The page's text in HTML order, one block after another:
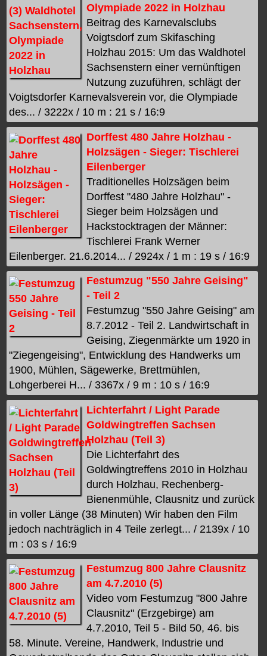
Olympiade 2022 in Holzhau
Beitrag des Karnevalsclubs
Voigtsdorf zum Skifasching
Holzhau 2015: Um das Waldhotel
Sachsenstern einer vernünftigen
Nutzung zuzuführen, schlägt der
Voigtsdorfer Karnevalsverein vor, die Olympiade
des... / 3222x / 10 m : 21 s / 16:9
Dorffest 480 Jahre Holzhau -
Holzsägen - Sieger: Tischlerei
Eilenberger
Traditionelles Holzsägen beim
Dorffest "480 Jahre Holzhau" -
Sieger beim Holzsägen und
Hackstocktragen der Männer:
Tischlerei Frank Werner
Eilenberger. 21.6.2014... / 2924x / 1 m : 19 s / 16:9
Festumzug "550 Jahre Geising"
- Teil 2
Festumzug "550 Jahre Geising" am
8.7.2012 - Teil 2. Landwirtschaft in
Geising, Ziegenmärkte um 1920 in
"Ziegengeising", Entwicklung des Handwerks um
1900, Mühlen, Sägewerke, Brettmühlen,
Lohgerberei H... / 3367x / 9 m : 10 s / 16:9
Lichterfahrt / Light Parade
Goldwingtreffen Sachsen
Holzhau (Teil 3)
Die Lichterfahrt des
Goldwingtreffens 2010 in Holzhau
durch Holzhau, Rechenberg-
Bienenmühle, Clausnitz und zurück
in voller Länge (38 Minuten) Wir haben den Film
jedoch nachträglich in 4 Teile zerlegt... / 2139x / 10
m : 03 s / 16:9
Festumzug 800 Jahre Clausnitz
am 4.7.2010 (5)
Video vom Festumzug "800 Jahre
Clausnitz" (Erzgebirge) am
4.7.2010, Teil 5 - Bild 50, 46. bis
58. Minute. Vereine, Handwerk, Industrie und